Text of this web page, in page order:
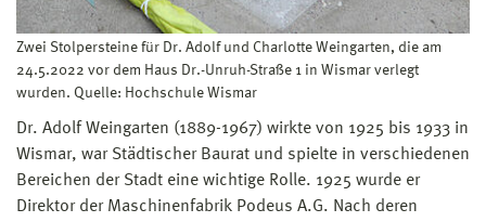
Zwei Stolpersteine für Dr. Adolf und Charlotte Weingarten, die am
24.5.2022 vor dem Haus Dr.-Unruh-Straße 1 in Wismar verlegt
wurden. Quelle: Hochschule Wismar
Dr. Adolf Weingarten (1889-1967) wirkte von 1925 bis 1933 in
Wismar, war Städtischer Baurat und spielte in verschiedenen
Bereichen der Stadt eine wichtige Rolle. 1925 wurde er
Direktor der Maschinenfabrik Podeus A.G. Nach deren